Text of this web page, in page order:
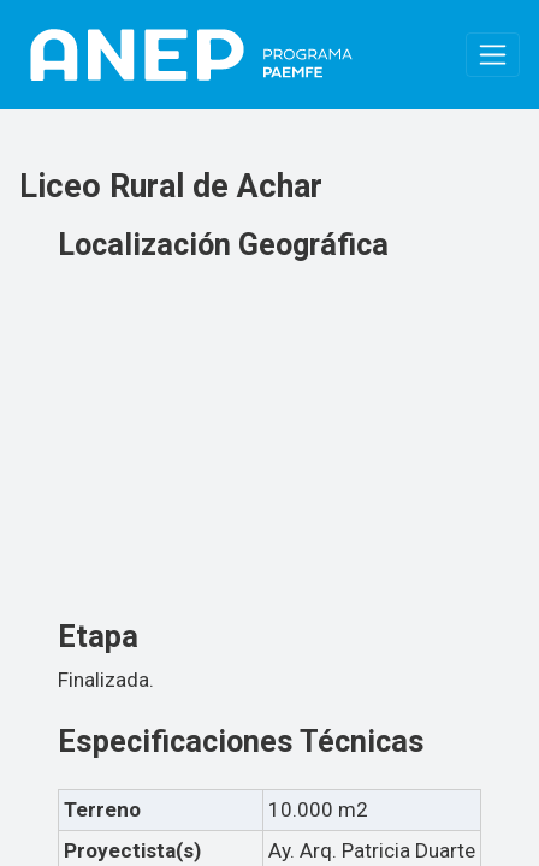
Liceo Rural de Achar
Localización Geográfica
Etapa
Finalizada.
Especificaciones Técnicas
Terreno
10.000 m2
Proyectista(s)
Ay. Arq. Patricia Duarte